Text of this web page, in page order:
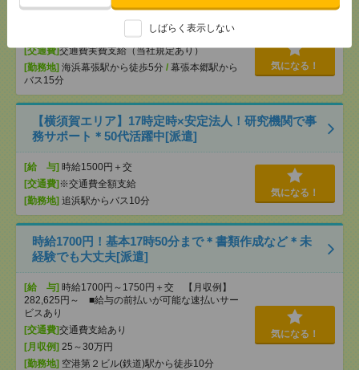
しばらく表示しない
時給1500円＋交
[交通費]交通費実費支給（当社規定あり）
[勤務地] 海浜幕張駅から徒歩5分 / 幕張本郷駅から
バス15分
気になる！
【横須賀エリア】17時定時×安定法人！研究機関で事
務サポート＊50代活躍中[派遣]
[給 与] 時給1500円＋交
[交通費] ※交通費全額支給
[勤務地] 追浜駅からバス10分
気になる！
時給1700円！基本17時50分まで＊書類作成など＊未
経験でも大丈夫[派遣]
[給 与] 時給1700円～1750円＋交 【月収例】
282,625円～ ■給与の前払いが可能な速払いサー
ビスあり
[交通費]交通費支給あり
[月収例] 25～30万円
[勤務地] 空港第２ビル(鉄道)駅から徒歩10分
気になる！